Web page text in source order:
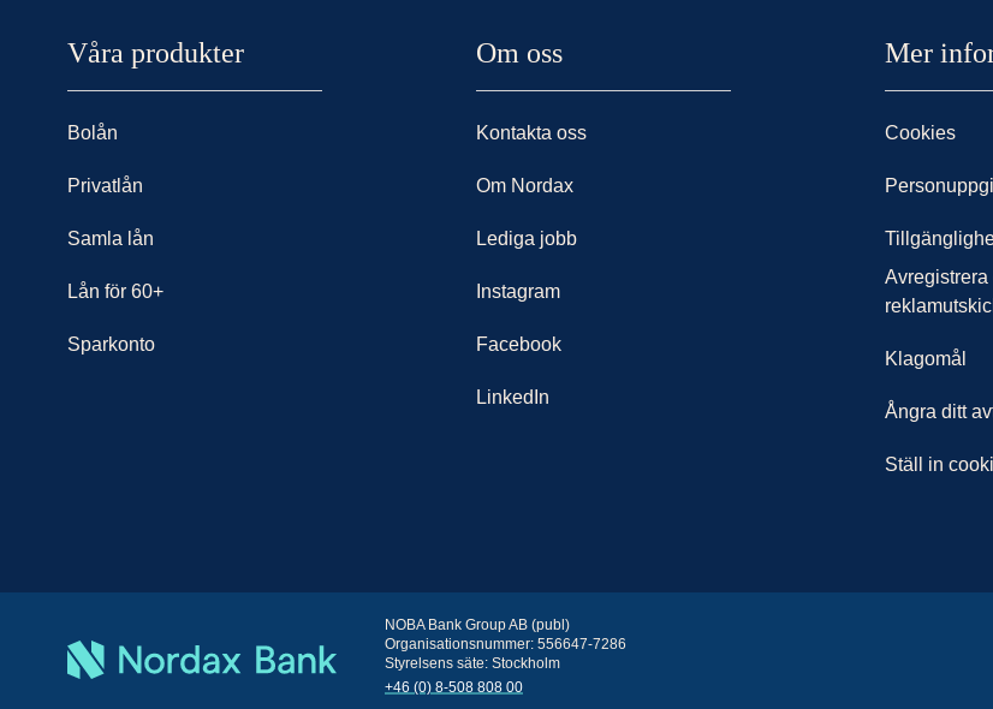
n
a
Nordax sidor
Våra produkter
Bolån
Privatlån
Samla lån
Lån för 60+
Sparkonto
Om oss
Kontakta oss
Om Nordax
Lediga jobb
Instagram
Facebook
LinkedIn
Mer
Cookies
Avregistrera
Klagomål
Ångra ditt
Ställ in
NOBA Bank Group AB (publ)
Organisationsnummer: 556647-7286
Styrelsens säte: Stockholm
+46 (0) 8-508 808 00